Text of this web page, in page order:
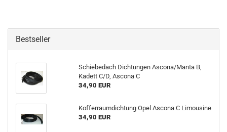
Bestseller
Schiebedach Dichtungen Ascona/Manta B,
Kadett C/D, Ascona C
34,90 EUR
Kofferraumdichtung Opel Ascona C Limousine
34,90 EUR